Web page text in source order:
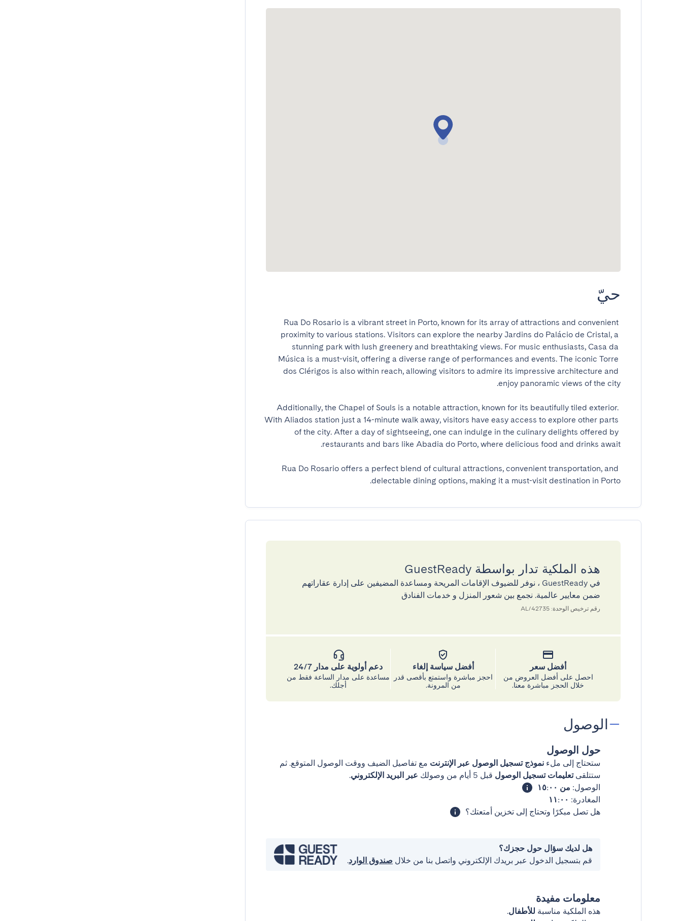
حيّ
Rua Do Rosario is a vibrant street in Porto, known for its array of attractions and convenient
proximity to various stations. Visitors can explore the nearby Jardins do Palácio de Cristal, a
stunning park with lush greenery and breathtaking views. For music enthusiasts, Casa da
Música is a must-visit, offering a diverse range of performances and events. The iconic Torre
dos Clérigos is also within reach, allowing visitors to admire its impressive architecture and
Additionally, the Chapel of Souls is a notable attraction, known for its beautifully tiled exterior.
With Aliados station just a 14-minute walk away, visitors have easy access to explore other parts
of the city. After a day of sightseeing, one can indulge in the culinary delights offered by
Rua Do Rosario offers a perfect blend of cultural attractions, convenient transportation, and
delectable dining options, making it a must-visit destination in Porto.
هذه الملكية تدار بواسطة GuestReady
في GuestReady ، نوفر للضيوف الإقامات المريحة ومساعدة المضيفين على إدارة عقاراتهم
ضمن معايير عالمية. نجمع بين شعور المنزل و خدمات الفنادق
رقم ترخيص الوحدة: 42735/AL
أفضل سعر
احصل على أفضل العروض من
خلال الحجز مباشرة معنا.
أفضل سياسة إلغاء
احجز مباشرة واستمتع بأقصى قدر
من المرونة.
دعم أولوية على مدار 24/7
مساعدة على مدار الساعة فقط من
أجلك.
الوصول
حول الوصول
ستحتاج إلى ملء نموذج تسجيل الوصول عبر الإنترنت مع تفاصيل الضيف ووقت الوصول المتوقع. ثم
ستتلقىتعليمات تسجيل الوصول قبل 5 أيام من وصولك عبر البريد الإلكتروني.
الوصول: من ١٥:٠٠
المغادرة: ١١:٠٠
هل تصل مبكرًا وتحتاج إلى تخزين أمتعتك؟
هل لديك سؤال حول حجزك؟
قم بتسجيل الدخول عبر بريدك الإلكتروني واتصل بنا من خلال صندوق الوارد.
معلومات مفيدة
هذه الملكية مناسبة للأطفال.